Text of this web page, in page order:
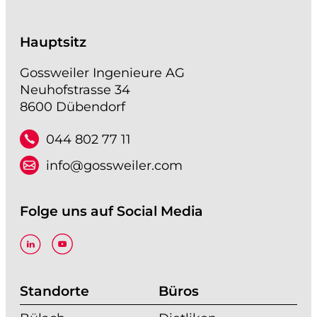
Hauptsitz
Gossweiler Ingenieure AG
Neuhofstrasse 34
8600 Dübendorf
044 802 77 11
info@gossweiler.com
Folge uns auf Social Media
Standorte Büros